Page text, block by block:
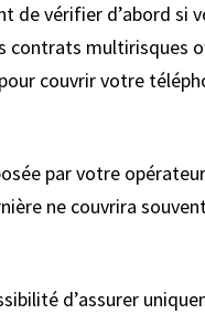
de vérifier d’abord si
contrats multirisques
couvrir votre
par votre
ne couvrira
d’assurer